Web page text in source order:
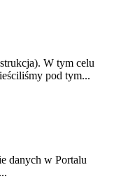
W tym celu
pod tym...
danych w Portalu